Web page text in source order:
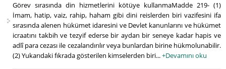
Görev sırasında din hizmetlerini kötüye kullanmaMadde 219- (1)
İmam, hatip, vaiz, rahip, haham gibi dini reislerden biri vazifesini ifa
sırasında alenen hükümet idaresini ve Devlet kanunlarını ve hükümet
icraatını takbih ve tezyif ederse bir aydan bir seneye kadar hapis ve
adlî para cezası ile cezalandırılır veya bunlardan birine hükmolunabilir.
(2) Yukarıdaki fıkrada gösterilen kimselerden biri...+Devamını oku